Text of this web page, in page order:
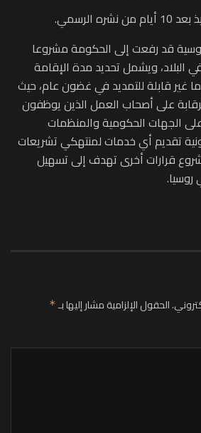
الرسمي.
قد رفعت إلى الحكومة مشروعا
البلاد، ويشمل تحديد مدة الإقامة
للأجانب بـ90 يوما غير قابلة للتمديد في غضون عام، حيث
على أصحاب العمل الذين يوظفون
الجهات الحكومية والمنظمات
تقديم أي خدمات لمنتهكي تشريعات
قرارات أخرى تهدف إلى تسهيل
الحقول الإلزامية مشار إليها بـ*